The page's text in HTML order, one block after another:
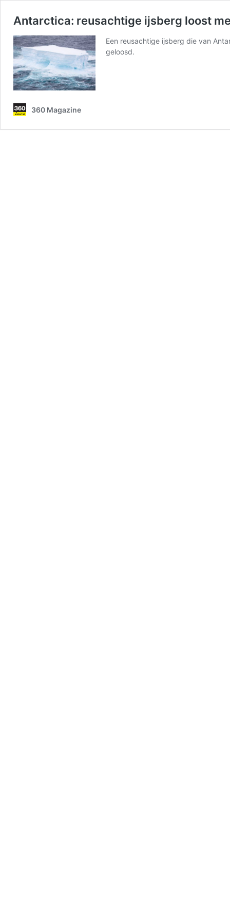
Antarctica: reusachtige ijsberg loost
Een reusachtige ijsberg die van
geloosd.
360 Magazine